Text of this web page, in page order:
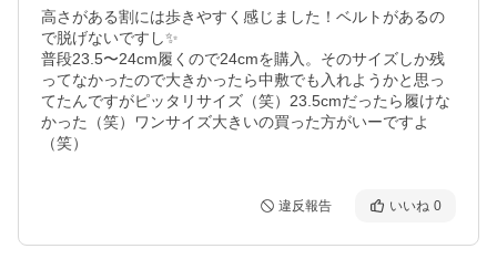
高さがある割には歩きやすく感じました！ベルトがあるの
で脱げないですし✨
普段23.5〜24cm履くので24cmを購入。そのサイズしか残
ってなかったので大きかったら中敷でも入れようかと思っ
てたんですがピッタリサイズ（笑）23.5cmだったら履けな
かった（笑）ワンサイズ大きいの買った方がいーですよ
（笑）
違反報告 いいね 0